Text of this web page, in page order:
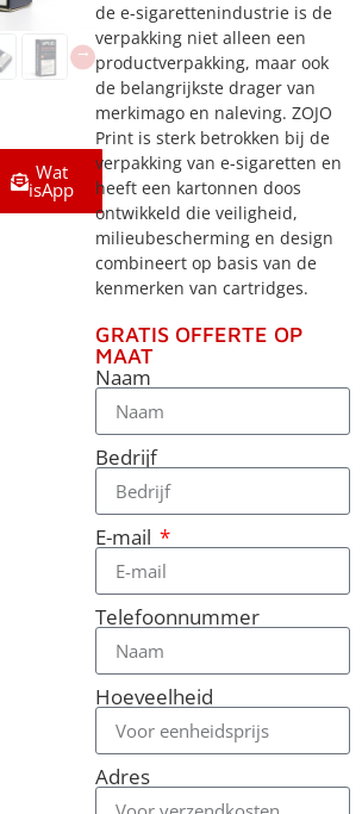
Wat
isApp
de e-sigarettenindustrie is de
verpakking niet alleen een
productverpakking, maar ook
de belangrijkste drager van
merkimago en naleving. ZOJO
Print is sterk betrokken bij de
verpakking van e-sigaretten en
heeft een kartonnen doos
ontwikkeld die veiligheid,
milieubescherming en design
combineert op basis van de
kenmerken van cartridges.
GRATIS OFFERTE OP
MAAT
Naam
Bedrijf
E-mail
Telefoonnummer
Hoeveelheid
Adres